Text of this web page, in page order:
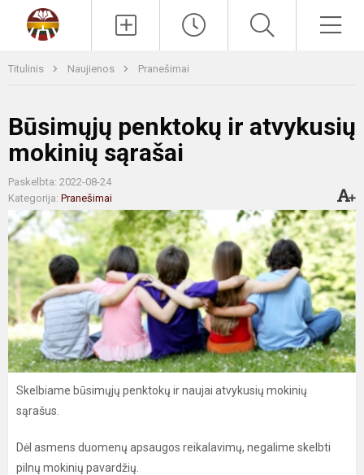
Titulinis Naujienos Pranešimai
Būsimųjų penktokų ir atvykusių
mokinių sąrašai
Paskelbta: 2022-08-24
Kategorija: Pranešimai
Skelbiame būsimųjų penktokų ir naujai atvykusių mokinių
sąrašus.
Dėl asmens duomenų apsaugos reikalavimų, negalime skelbti
pilnų mokinių pavardžių.